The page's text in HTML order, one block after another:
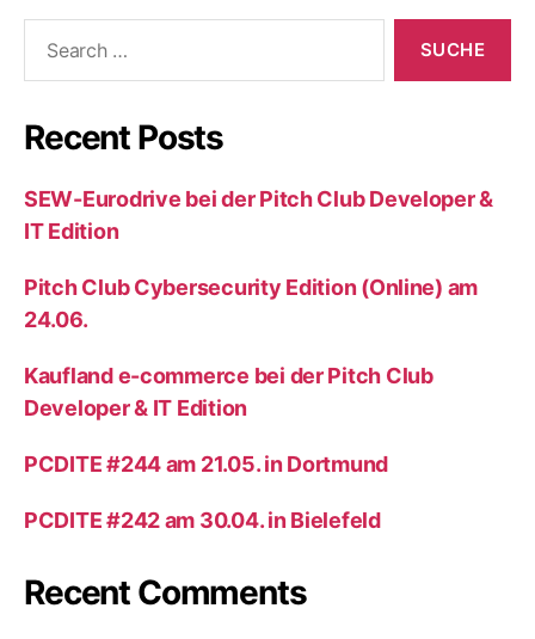
nach:
Recent Posts
SEW-Eurodrive bei der Pitch Club Developer &
IT Edition
Pitch Club Cybersecurity Edition (Online) am
24.06.
Kaufland e-commerce bei der Pitch Club
Developer & IT Edition
PCDITE #244 am 21.05. in Dortmund
PCDITE #242 am 30.04. in Bielefeld
Recent Comments